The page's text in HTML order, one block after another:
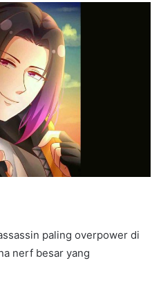
paling overpower di
nerf besar yang